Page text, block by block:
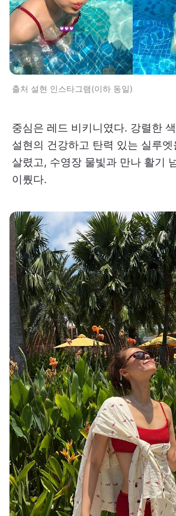
출처 설현 인스타그램(이하 동일)
중심은 레드 비키니였다. 강렬한
설현의 건강하고 탄력 있는 실루
살렸고, 수영장 물빛과 만나 활기
이뤘다.